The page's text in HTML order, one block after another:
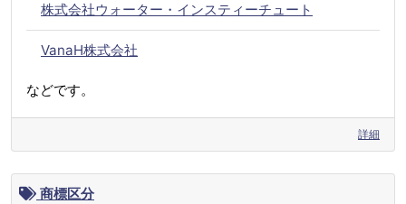
株式会社ウォーター・インスティーチュート
VanaH株式会社
などです。
詳細
商標区分